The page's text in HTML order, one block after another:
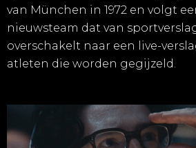
van München in 1972 en volgt
nieuwsteam dat van
overschakelt naar een live-
atleten die worden gegijzeld.